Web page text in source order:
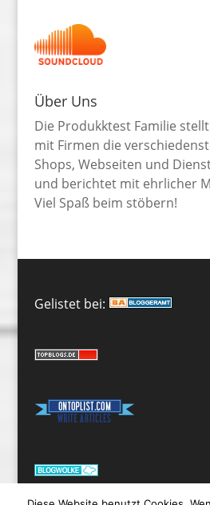
Über Uns
Die Produkktest Familie
mit Firmen die
Shops, Webseiten und
und berichtet mit ehrlicher
Viel Spaß beim stöbern!
Gelistet bei: